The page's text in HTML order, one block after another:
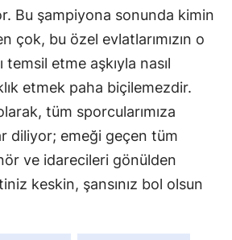
Bu şampiyona sonunda kimin
çok, bu özel evlatlarımızın o
temsil etme aşkıyla nasıl
etmek paha biçilemezdir.
tüm sporcularımıza
diliyor; emeği geçen tüm
ve idarecileri gönülden
keskin, şansınız bol olsun